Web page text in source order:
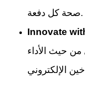
صحة كل دفعة.
Innovate
حيث الأداء